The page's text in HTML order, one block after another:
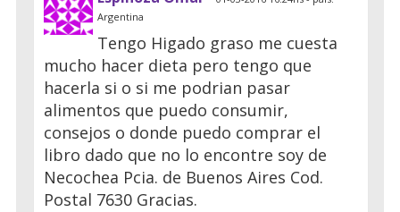
Argentina
Tengo Higado graso me cuesta
mucho hacer dieta pero tengo que
hacerla si o si me podrian pasar
alimentos que puedo consumir,
consejos o donde puedo comprar el
libro dado que no lo encontre soy de
Necochea Pcia. de Buenos Aires Cod.
Postal 7630 Gracias.